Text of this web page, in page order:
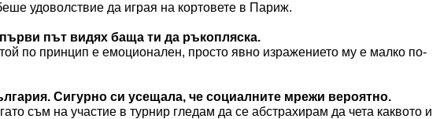
удоволствие да играя на кортовете в Париж.
път видях баща ти да ръкопляска.
по принцип е емоционален, просто явно изражението му е малко по-
Сигурно си усещала, че социалните мрежи вероятно.
съм на участие в турнир гледам да се абстрахирам да чета каквото и